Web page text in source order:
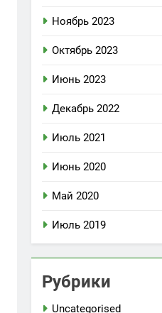
Ноябрь 2023
Октябрь 2023
Июнь 2023
Декабрь 2022
Июль 2021
Июнь 2020
Май 2020
Июль 2019
Рубрики
Uncategorised